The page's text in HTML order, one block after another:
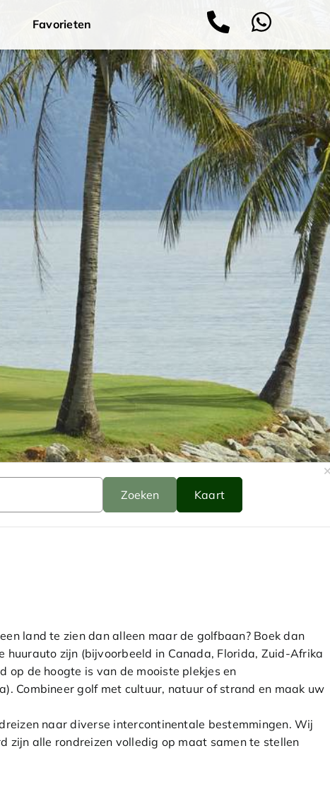
Favorieten
Zoeken Kaartzoek
land te zien dan alleen maar de golfbaan? Boek dan
zijn (bijvoorbeeld in Canada, Florida, Zuid-Afrika
op de hoogte is van de mooiste plekjes en
Combineer golf met cultuur, natuur of strand en maak uw
naar diverse intercontinentale bestemmingen. Wij
zijn alle rondreizen volledig op maat samen te stellen